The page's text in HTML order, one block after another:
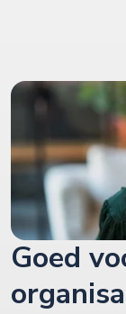
Goed